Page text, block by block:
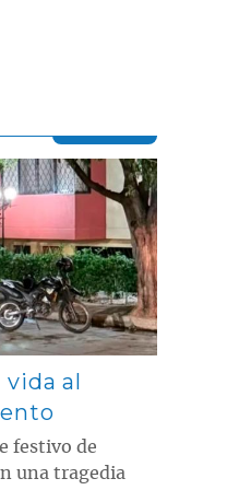
al
festivo de
una tragedia